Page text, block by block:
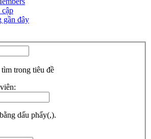
gần đây
trong tiêu đề
dấu phẩy(,).